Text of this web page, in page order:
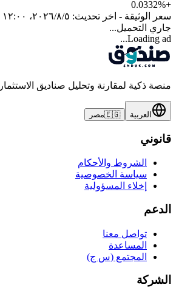
+
0.0332%
سعر الوثيقة - اخر تحديث: ٥‏/٨‏/٢٠٢٦، ١٢:٠٠ ص
جاري التحميل...
Loading ad...
منصة ذكية لمقارنة وتحليل صناديق
العربية 🇪🇬مصر
قانوني
الشروط والأحكام
سياسة الخصوصية
إخلاء المسؤولية
الدعم
تواصل معنا
المساعدة
المجتمع (س ج)
الشركة